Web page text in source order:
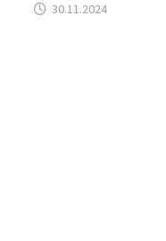
30.11.2024